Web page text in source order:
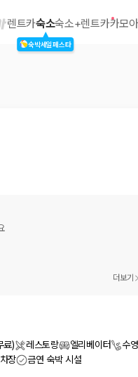
번에
승합차 등 여행 인원에 맞는
책금과 보상 한도를 비교합니
납 편의성을 함께 확인합니다.
수 있습니다.
렌트카숙소
숙박세일페스타
숙소+렌트카카모
더보기
료) 레스토랑 엘리베이터 수
장
금연 숙박 시설